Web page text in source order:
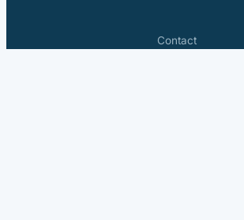
Contact